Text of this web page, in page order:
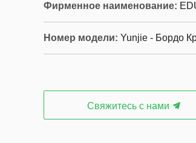
Фирменное наименование:
Номер модели: Yunjie - Бордо
Свяжитесь с нами